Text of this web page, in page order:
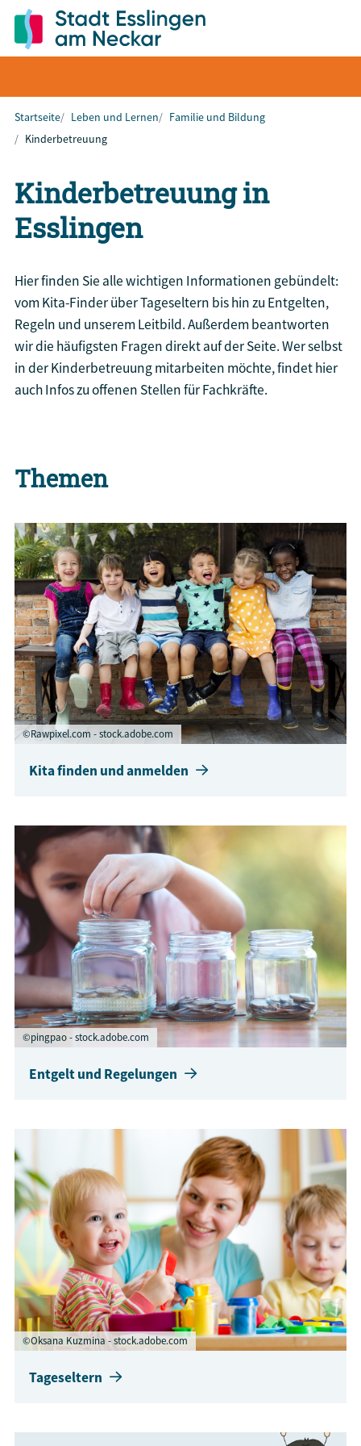
Startseite Leben und Lernen
Familie und Bildung
Kinderbetreuung
Kinderbetreuung in
Esslingen
Hier finden Sie alle wichtigen Informationen gebündelt:
vom Kita-Finder über Tageseltern bis hin zu Entgelten,
Regeln und unserem Leitbild. Außerdem beantworten
wir die häufigsten Fragen direkt auf der Seite. Wer selbst
in der Kinderbetreuung mitarbeiten möchte, findet hier
auch Infos zu offenen Stellen für Fachkräfte.
Themen
©Rawpixel.com - stock.adobe.com
Kita finden und anmelden
©pingpao - stock.adobe.com
Entgelt und Regelungen
©Oksana Kuzmina - stock.adobe.com
Tageseltern